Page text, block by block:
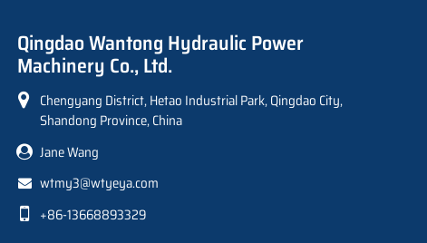
Qingdao Wantong Hydraulic Power
Machinery Co., Ltd.
Chengyang District, Hetao Industrial Park, Qingdao City,
Shandong Province, China
Jane Wang
wtmy3@wtyeya.com
+86-13668893329